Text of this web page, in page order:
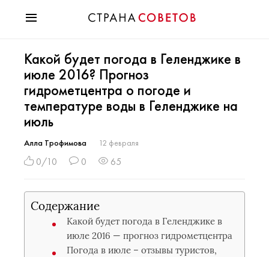
Мода
Звезды
Гороскопы
Здоровье
Психология
Хобби
Разное
Какой будет погода в Геленджике в
июле 2016? Прогноз
гидрометцентра о погоде и
температуре воды в Геленджике на
июль
Алла Трофимова 12 февраля
0/10 0 65
Содержание
Какой будет погода в Геленджике в
июле 2016 — прогноз гидрометцентра
Погода в июле – отзывы туристов,